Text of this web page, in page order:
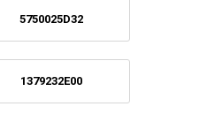
5750025D32
1379232E00